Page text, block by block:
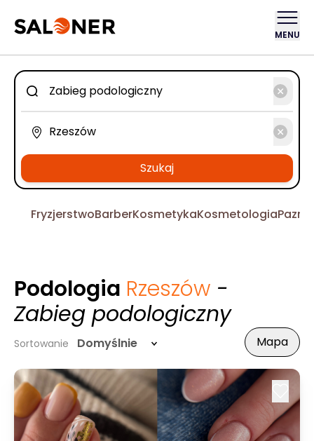
MENU
Szukaj
FryzjerstwoBarberKosmetykaKosmetologia
Podologia Rzeszów -
Zabieg podologiczny
Sortowanie Domyślnie Mapa